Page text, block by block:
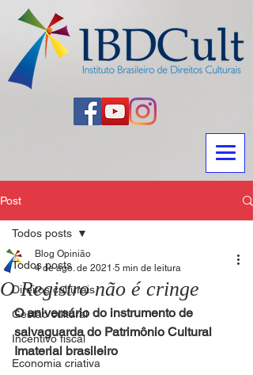
Post
Todos posts
Direitos culturais
Gestão cultural
Incentivo fiscal
Economia criativa
Todos posts
O Registro não é cringe
Blog Opinião
4 de ago. de 2021 5 min de leitura
O aniversário do instrumento de
salvaguarda do Patrimônio Cultural
Imaterial brasileiro